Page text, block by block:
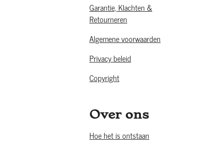
Garantie, Klachten &
Retourneren
Algemene voorwaarden
Privacy beleid
Copyright
Over ons
Hoe het is ontstaan